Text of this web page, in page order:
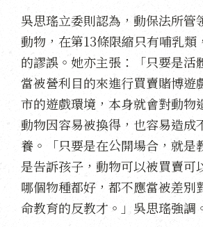
吳思瑤立委則認為，動保法所管
動物，在第13條限縮只有哺乳類
的謬誤。她亦主張：「只要是活
當被營利目的來進行買賣賭博遊
市的遊戲環境，本身就會對動物
動物因容易被換得，也容易造成
養。「只要是在公開場合，就是
是告訴孩子，動物可以被買賣可
哪個物種都好，都不應當被差別
命教育的反教才。」吳思瑤強調